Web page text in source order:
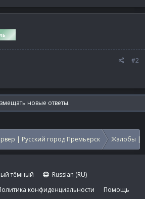
#2
новые ответы.
| Русский город Премьерск Жалобы |
тёмный
Russian (RU)
конфиденциальности Помощь